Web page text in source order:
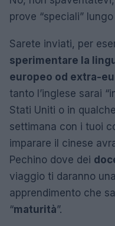
prove “speciali”
Sarete inviati, per
sperimentare la
europeo od extra-
tanto l’inglese sarai
Stati Uniti o in
settimana con i tuoi
imparare il cinese
Pechino dove dei
viaggio ti daranno
apprendimento che
“maturità”.